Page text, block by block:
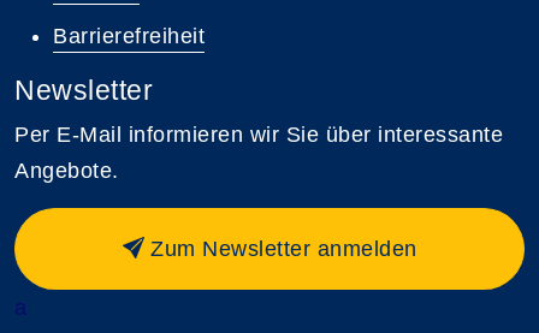
Barrierefreiheit
Newsletter
Per E-Mail informieren wir Sie über interessante
Angebote.
Zum Newsletter anmelden
a